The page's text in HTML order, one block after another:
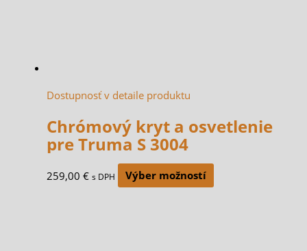
Dostupnosť v detaile produktu
Chrómový kryt a osvetlenie
pre Truma S 3004
259,00 € s DPH Výber možností